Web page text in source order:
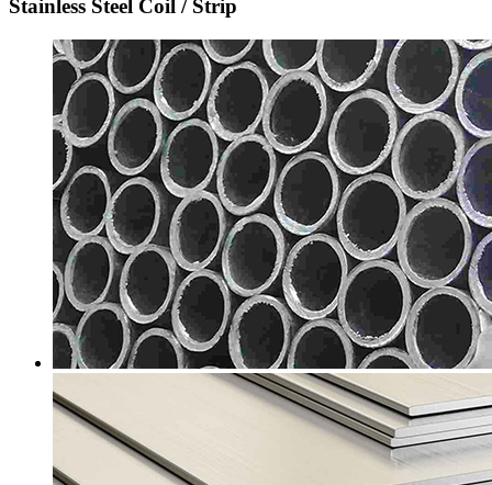
Stainless Steel Coil / Strip